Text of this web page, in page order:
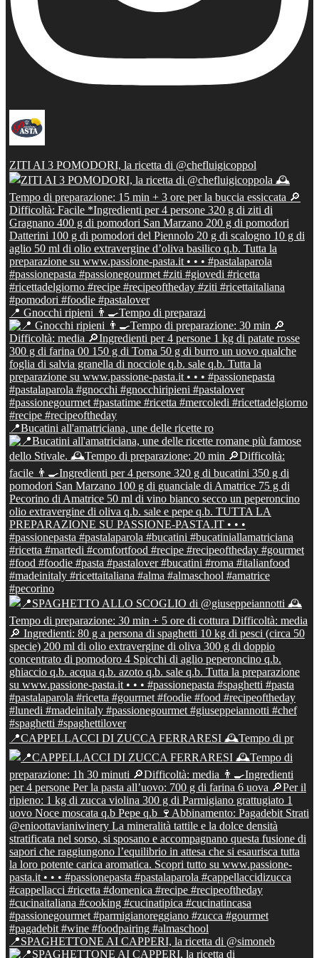
ZITI AI 3 POMODORI, la ricetta di @chefluigicoppol
📍 Gnocchi ripieni 👨‍🍳Tempo di preparazi
📍Bucatini all'amatriciana, une delle ricette ro
📍CAPPELLACCI DI ZUCCA FERRARESI 🕰Tempo di pr
📍SPAGHETTONE AI CAPPERI, la ricetta di @simoneb